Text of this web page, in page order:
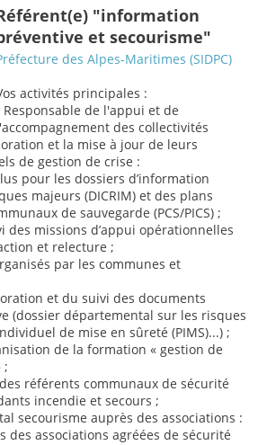
"information
et secourisme"
des Alpes-Maritimes (SIDPC)
activités principales :
Responsable de l'appui et de
des collectivités
et la mise à jour de leurs
de gestion de crise :
pour les dossiers d’information
majeurs (DICRIM) et des plans
de sauvegarde (PCS/PICS) ;
missions d’appui opérationnelles
et relecture ;
par les communes et
et du suivi des documents
(dossier départemental sur les risques
de mise en sûreté (PIMS)...) ;
de la formation « gestion de
;
référents communaux de sécurité
incendie et secours ;
secourisme auprès des associations :
des associations agréées de sécurité